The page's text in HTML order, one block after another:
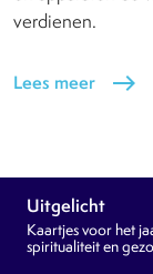
verdienen.
Lees meer east
Uitgelicht
Kaartjes voor het
spiritualiteit en